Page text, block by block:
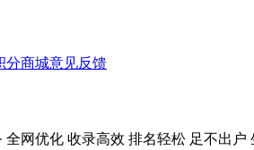
分商城意见反馈
全网优化 收录高效 排名轻松 足不出户